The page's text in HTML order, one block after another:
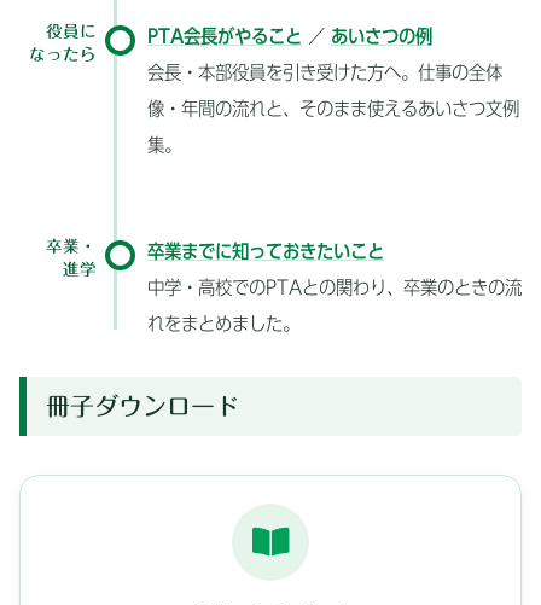
役員に
なったら
PTA会長がやること ／ あいさつの例
会長・本部役員を引き受けた方へ。仕事の全体
像・年間の流れと、そのまま使えるあいさつ文例
集。
卒業・
進学
卒業までに知っておきたいこと
中学・高校でのPTAとの関わり、卒業のときの流
れをまとめました。
冊子ダウンロード